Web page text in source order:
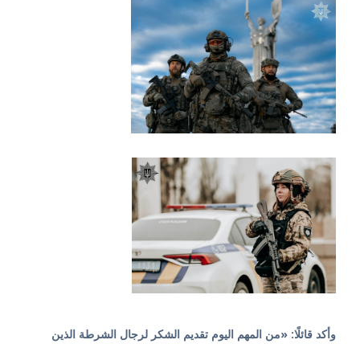
وأكد قائلًا: «من المهم اليوم تقديم الشكر لرجال الشرطة الذين